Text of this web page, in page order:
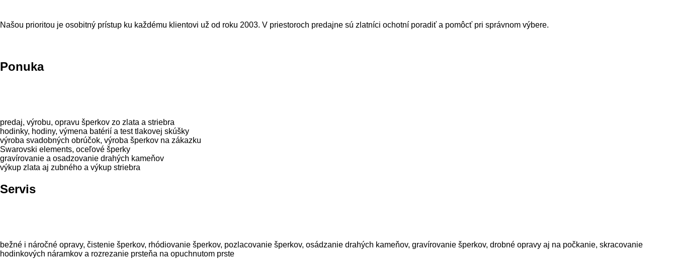
Našou prioritou je osobitný prístup ku každému klientovi už od roku 2003. V priestoroch predajne sú zlatníci ochotní poradiť a pomôcť pri správnom výbere.
Ponuka
predaj, výrobu, opravu šperkov zo zlata a striebra
hodinky, hodiny, výmena batérií a test tlakovej skúšky
výroba svadobných obrúčok, výroba šperkov na zákazku
Swarovski elements, oceľové šperky
gravírovanie a osadzovanie drahých kameňov
výkup zlata aj zubného a výkup striebra
Servis
bežné i náročné opravy, čistenie šperkov, rhódiovanie šperkov, pozlacovanie šperkov, osádzanie drahých kameňov, gravírovanie šperkov, drobné opravy aj na počkanie, skracovanie
hodinkových náramkov a rozrezanie prsteňa na opuchnutom prste